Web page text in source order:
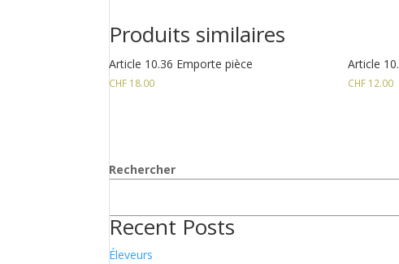
Produits similaires
Article 10.36 Emporte pièce
CHF 18.00
Article
CHF 12.00
Rechercher
Recent Posts
Éleveurs